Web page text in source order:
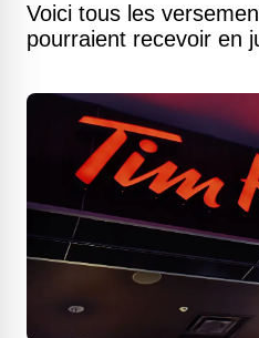
Voici tous les
pourraient recevoir en